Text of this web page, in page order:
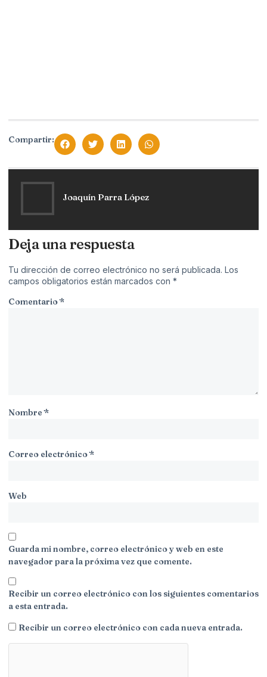
Compartir:
Joaquín Parra López
Deja una respuesta
Tu dirección de correo electrónico no será publicada. Los
campos obligatorios están marcados con *
Comentario*
Nombre*
Correo electrónico*
Web
Guarda mi nombre, correo electrónico y web en este
navegador para la próxima vez que comente.
Recibir un correo electrónico con los siguientes comentarios
a esta entrada.
Recibir un correo electrónico con cada nueva entrada.